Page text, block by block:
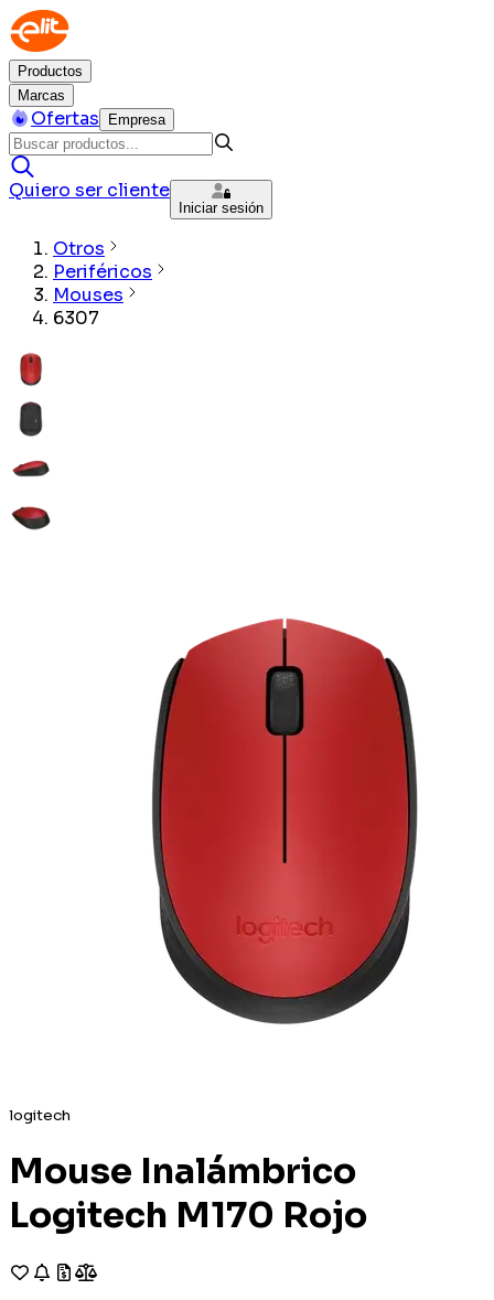
Productos
Marcas
Ofertas Empresa
Quiero ser cliente
Iniciar sesión
Otros
Periféricos
Mouses
6307
logitech
Mouse Inalámbrico
Logitech M170 Rojo